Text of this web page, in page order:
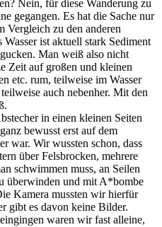
Nein, für diese Wanderung zu
gegangen. Es hat die Sache nur
Vergleich zu den anderen
ist aktuell stark Sediment
Man weiß also nicht
Zeit auf großen und kleinen
etc. rum, teilweise im Wasser
auch nebenher. Mit den
in einen kleinen Seiten
bewusst erst auf dem
war. Wir wussten schon, dass
über Felsbrocken, mehrere
schwimmen muss, an Seilen
überwinden und mit A*bombe
Kamera mussten wir hierfür
gibt es davon keine Bilder.
waren wir fast alleine,